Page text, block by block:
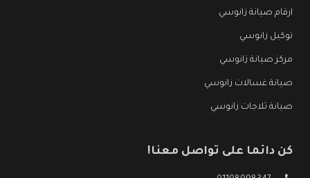
ارقام صيانة زانوسي
توكيل زانوسي
مركز صيانة زانوسي
صيانة غسالات زانوسي
صيانة ثلاجات زانوسي
كن دائما على تواصل معنا!